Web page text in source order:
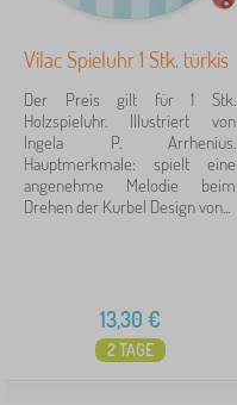
Vilac Spieluhr 1 Stk. türkis
Der Preis gilt für 1 Stk.
Holzspieluhr. Illustriert von
Ingela P. Arrhenius.
Hauptmerkmale: spielt eine
angenehme Melodie beim
Drehen der Kurbel Design von...
13,30 €
2 TAGE